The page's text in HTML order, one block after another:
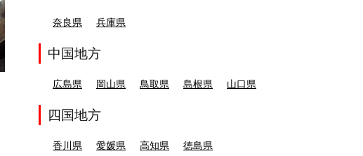
奈良県 兵庫県
中国地方
広島県 岡山県 鳥取県 島根県 山口県
四国地方
香川県 愛媛県 高知県 徳島県